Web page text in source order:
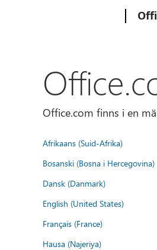
Office.com finns i en
Afrikaans (Suid-Afrika)
Bosanski (Bosna i Hercegovina)
Dansk (Danmark)
English (United States)
Français (France)
Hausa (Najeriya)